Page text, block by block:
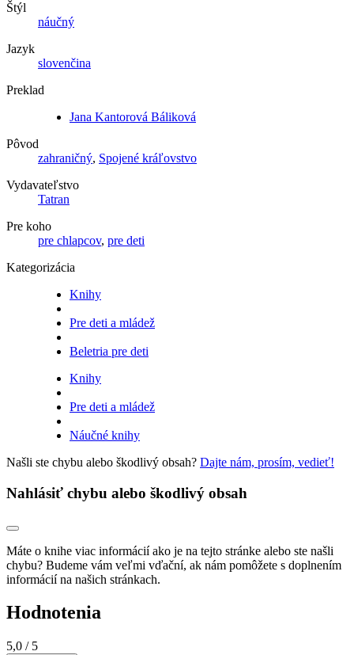
Štýl
náučný
Jazyk
slovenčina
Preklad
Jana Kantorová Báliková
Pôvod
zahraničný, Spojené kráľovstvo
Vydavateľstvo
Tatran
Pre koho
pre chlapcov, pre deti
Kategorizácia
Knihy
Pre deti a mládež
Beletria pre deti
Knihy
Pre deti a mládež
Náučné knihy
Našli ste chybu alebo škodlivý obsah? Dajte nám, prosím, vedieť!
Nahlásiť chybu alebo škodlivý obsah
Máte o knihe viac informácií ako je na tejto stránke alebo ste našli
chybu? Budeme vám veľmi vďační, ak nám pomôžete s doplnením
informácií na našich stránkach.
Hodnotenia
5,0 / 5